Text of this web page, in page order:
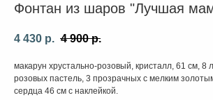
Фонтан из шаров "Лучшая
4 430 р. 4 900 р.
макарун хрустально-розовый, кристалл, 61 см, 8
розовых пастель, 3 прозрачных с мелким
сердца 46 см с наклейкой.